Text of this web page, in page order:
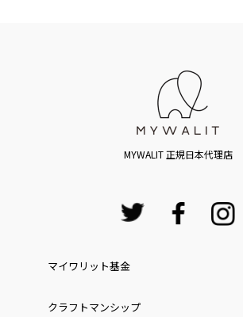
MYWALIT 正規日本代理店
マイワリット基金
クラフトマンシップ